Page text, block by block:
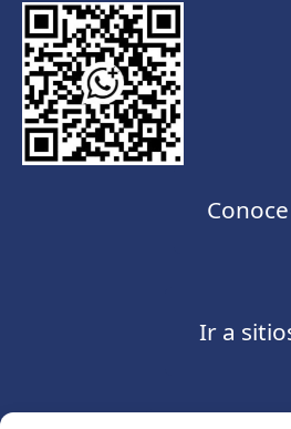
Conoce
Ir a